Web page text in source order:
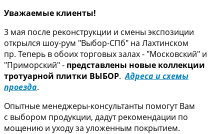
Уважаемые клиенты!
3 мая после реконструкции и смены экспозиции
открылся шоу-рум "Выбор-СПб" на Лахтинском
пр. Теперь в обоих торговых залах - "Московский" и
"Приморский" - представлены новые коллекции
тротуарной плитки ВЫБОР.Адреса и схемы
проезда.
Опытные менеджеры-консультанты помогут Вам
с выбором продукции, дадут рекомендации по
мощению и уходу за уложенным покрытием.